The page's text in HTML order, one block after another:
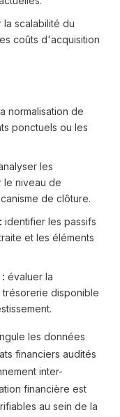
la scalabilité du
coûts d'acquisition
normalisation de
ponctuels ou les
les
le niveau de
de clôture.
identifier les passifs
et les éléments
évaluer la
disponible
les données
financiers audités
inter-
financière est
au sein de la